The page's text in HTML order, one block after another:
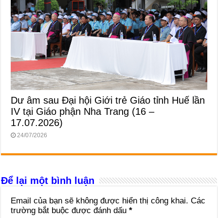
Dư âm sau Đại hội Giới trẻ Giáo tỉnh Huế lần
IV tại Giáo phận Nha Trang (16 –
17.07.2026)
24/07/2026
Để lại một bình luận
Email của bạn sẽ không được hiển thị công khai. Các
trường bắt buộc được đánh dấu*